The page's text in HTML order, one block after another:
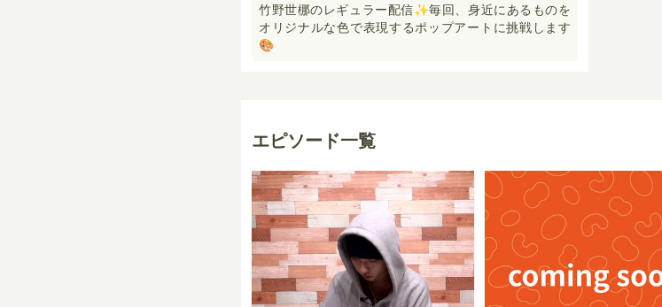
竹野世梛のレギュラー配信✨毎回、身近にあるものを
オリジナルな色で表現するポップアートに挑戦します
🎨
エピソード一覧